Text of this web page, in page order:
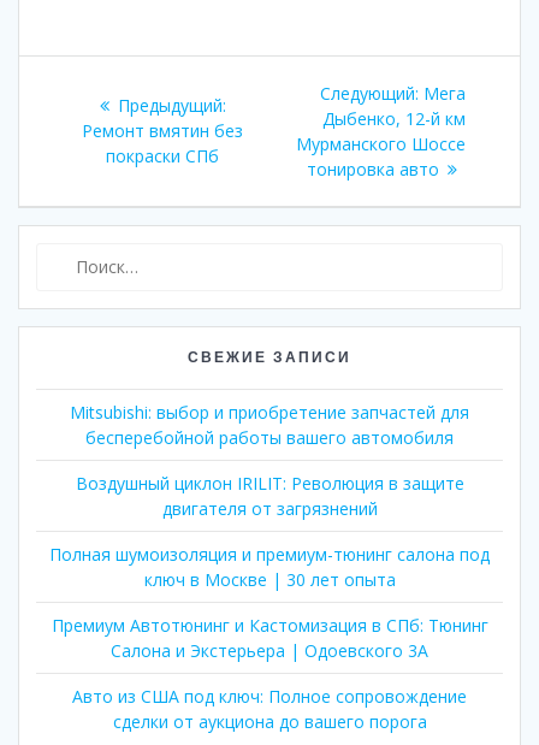
записям
Предыдущий: Предыдущая
запись:
Ремонт вмятин без
покраски СПб
Следующий: Следующая
запись:
Мега
Дыбенко, 12-й км
Мурманского Шоссе
тонировка авто
СВЕЖИЕ ЗАПИСИ
Mitsubishi: выбор и приобретение запчастей для
бесперебойной работы вашего автомобиля
Воздушный циклон IRILIT: Революция в защите
двигателя от загрязнений
Полная шумоизоляция и премиум-тюнинг салона под
ключ в Москве | 30 лет опыта
Премиум Автотюнинг и Кастомизация в СПб: Тюнинг
Салона и Экстерьера | Одоевского 3А
Авто из США под ключ: Полное сопровождение
сделки от аукциона до вашего порога